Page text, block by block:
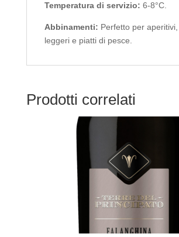
Temperatura di servizio: 6-8°C.
Abbinamenti: Perfetto per
leggeri e piatti di pesce.
Prodotti correlati